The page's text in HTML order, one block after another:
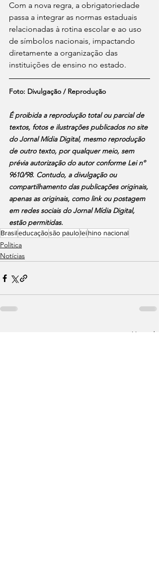
Com a nova regra, a obrigatoriedade
passa a integrar as normas estaduais
relacionadas à rotina escolar e ao uso
de símbolos nacionais, impactando
diretamente a organização das
instituições de ensino no estado.
Foto: Divulgação / Reprodução
É proibida a reprodução total ou parcial de
textos, fotos e ilustrações publicados no site
do Jornal Mídia Digital, mesmo reprodução
de outro texto, por qualquer meio, sem
prévia autorização do autor conforme Lei nº
9610/98. Contudo, a divulgação ou
compartilhamento das publicações originais,
apenas as originais, como link ou postagem
em redes sociais do Jornal Mídia Digital,
estão permitidas.
Brasileducaçãosão pauloleihino nacional
Política
Notícias
Ver tudo